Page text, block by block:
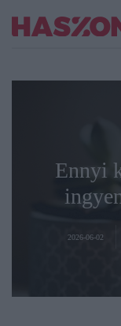
Ennyi
2026-06-02